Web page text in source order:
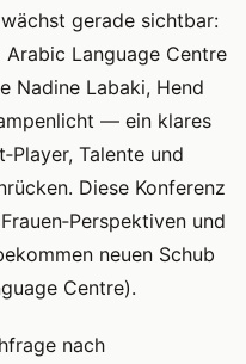
gerade sichtbar:
Arabic Language Centre
Nadine Labaki, Hend
— ein klares
Talente und
Diese Konferenz
und
neuen Schub
Centre).
nach